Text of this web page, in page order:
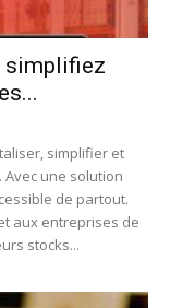
simplifiez
simplifier et
une solution
de partout.
aux entreprises de
stocks...